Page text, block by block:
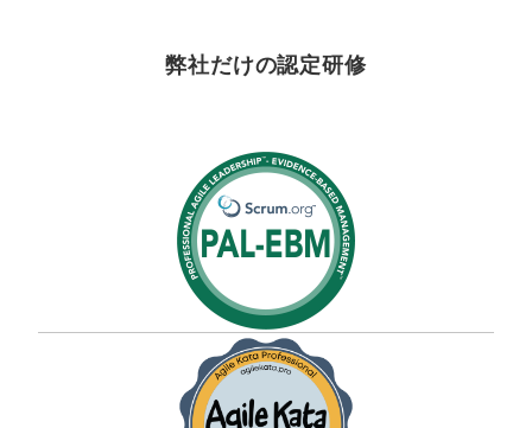
弊社だけの認定研修